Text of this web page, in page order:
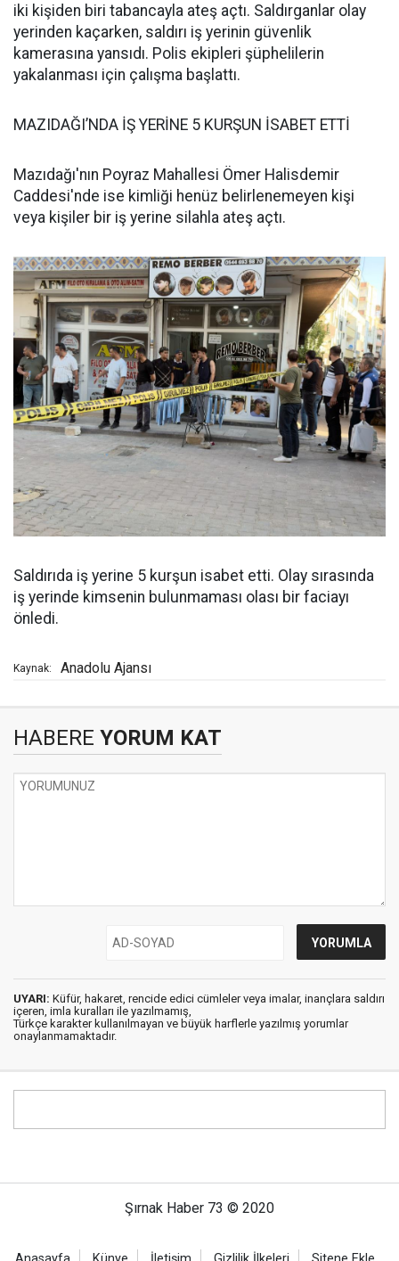
iki kişiden biri tabancayla ateş açtı. Saldırganlar olay
yerinden kaçarken, saldırı iş yerinin güvenlik
kamerasına yansıdı. Polis ekipleri şüphelilerin
yakalanması için çalışma başlattı.
MAZIDAĞI’NDA İŞ YERİNE 5 KURŞUN İSABET ETTİ
Mazıdağı'nın Poyraz Mahallesi Ömer Halisdemir
Caddesi'nde ise kimliği henüz belirlenemeyen kişi
veya kişiler bir iş yerine silahla ateş açtı.
Saldırıda iş yerine 5 kurşun isabet etti. Olay sırasında
iş yerinde kimsenin bulunmaması olası bir faciayı
önledi.
Kaynak: Anadolu Ajansı
HABERE YORUM KAT
UYARI: Küfür, hakaret, rencide edici cümleler veya imalar, inançlara saldırı
içeren, imla kuralları ile yazılmamış,
Türkçe karakter kullanılmayan ve büyük harflerle yazılmış yorumlar
onaylanmamaktadır.
Şırnak Haber 73 © 2020